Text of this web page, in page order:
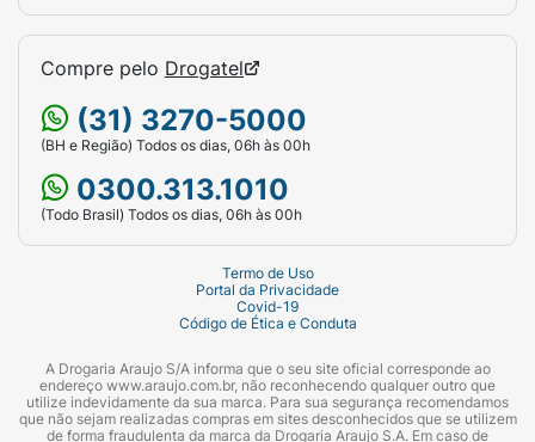
Compre pelo Drogatel
(31) 3270-5000
(BH e Região) Todos os dias, 06h às 00h
0300.313.1010
(Todo Brasil) Todos os dias, 06h às 00h
Termo de Uso
Portal da Privacidade
Covid-19
Código de Ética e Conduta
A Drogaria Araujo S/A informa que o seu site oficial corresponde ao
endereço www.araujo.com.br, não reconhecendo qualquer outro que
utilize indevidamente da sua marca. Para sua segurança recomendamos
que não sejam realizadas compras em sites desconhecidos que se utilizem
de forma fraudulenta da marca da Drogaria Araujo S.A. Em caso de